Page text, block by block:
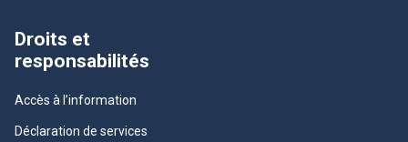
Droits et
responsabilités
Accès à l’information
Déclaration de services